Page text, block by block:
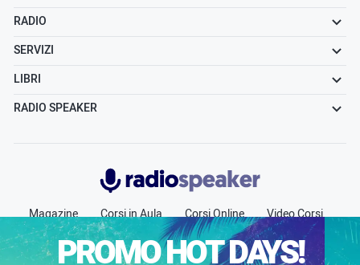
RADIO
SERVIZI
LIBRI
RADIO SPEAKER
Radiospeaker.it
Magazine Corsi in Aula Corsi Online
Video Corsi
Community
Radio Jobs Chi siamo
Contatti
Pubblicità
PROMO HOT DAYS!